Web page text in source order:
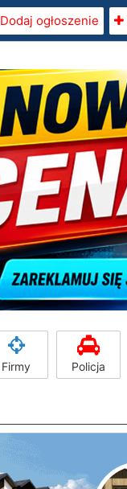
Dodaj ogłoszenie
Firmy Policja